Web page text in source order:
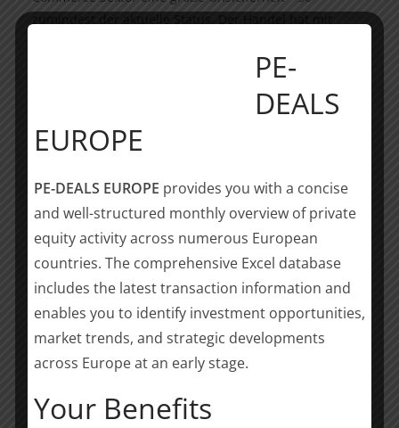
Konsums zu kämpfen. Auch der Finanzierungsmarkt
Coronavirus leiden. Langfristig glauben wir jedoch,
dass reifere Unternehmen zu begehrten Zielen
heranwachsen und traditionelle Marken und
nach digitalen Kanälen haben werden. Jenseits von
Konferenzsoftware und anderen Remote-IT- und
Business-Lösungen, die derzeit natürlich stark
nachgefragt werden und deren Unternehmen somit
attraktiv sind, glauben wir, dass der Bereich E-
Commerce in der Pole-Position sein wird, wenn die
Nachfrage wieder anzieht.“
Und Ralph Hübner abschließend: „Letztlich sind wir
unter diesen Bedingungen zuversichtlich, dass der
digitale Handelsbereich ein überdurchschnittlich
PE-
DEALS
EUROPE
PE-DEALS EUROPE provides you with a concise
and well-structured monthly overview of private
equity activity across numerous European
countries. The comprehensive Excel database
includes the latest transaction information and
enables you to identify investment opportunities,
market trends, and strategic developments
across Europe at an early stage.
Your Benefits